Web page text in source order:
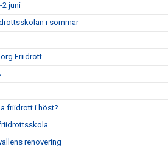
2 juni
i sommar
Friidrott
friidrott i höst?
renovering